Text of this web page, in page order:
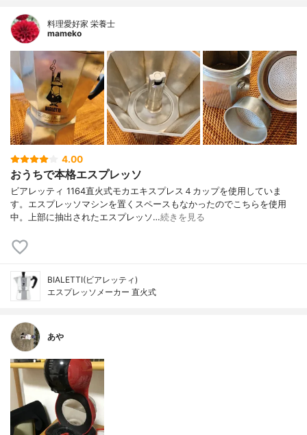
料理愛好家 栄養士
mameko
4.00
おうちで本格エスプレッソ
ビアレッティ 1164直火式モカエキスプレス４カップを使用していま
す。エスプレッソマシンを置くスペースもなかったのでこちらを使用
中。上部に抽出されたエスプレッソ…続きを見る
BIALETTI(ビアレッティ)
エスプレッソメーカー 直火式
あや